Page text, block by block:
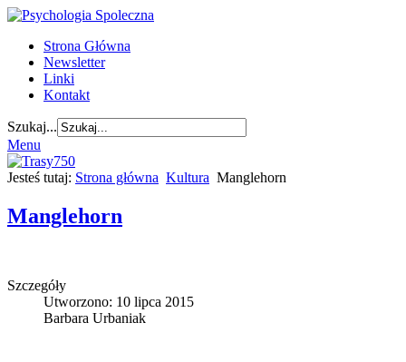
Strona Główna
Newsletter
Linki
Kontakt
Szukaj...
Menu
Jesteś tutaj: Strona główna Kultura Manglehorn
Manglehorn
Szczegóły
Utworzono: 10 lipca 2015
Barbara Urbaniak